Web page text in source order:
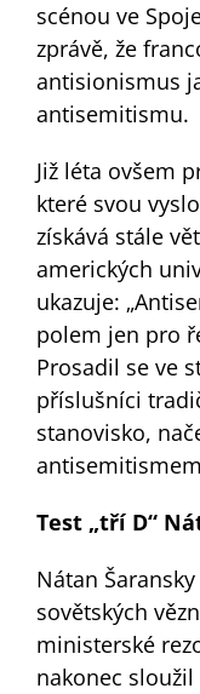
scénou ve
zprávě, že
antisionismus
antisemitismu.
Již léta ovšem
které svou
získává stále
amerických
ukazuje:
polem jen pro
Prosadil se ve
příslušníci
stanovisko,
Test „tří D“
Nátan
sovětských
ministerské
nakonec